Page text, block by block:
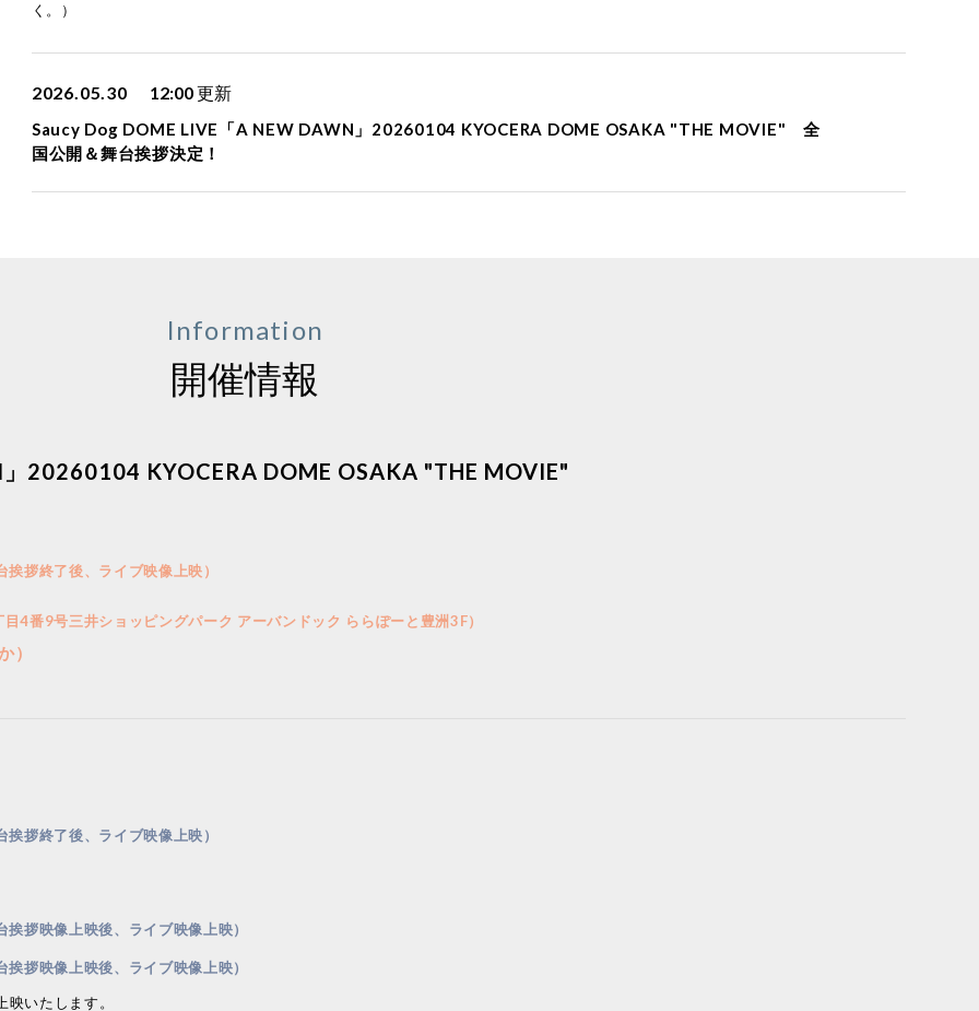
く。）
2026.05.30 12:00更新
Saucy Dog DOME LIVE「A NEW DAWN」20260104 KYOCERA DOME OSAKA "THE MOVIE" 全
国公開＆舞台挨拶決定！
Information
開催情報
20260104 KYOCERA DOME OSAKA "THE MOVIE"
挨拶終了後、ライブ映像上映）
目4番9号三井ショッピングパーク アーバンドック ららぽーと豊洲3F）
）
挨拶終了後、ライブ映像上映）
挨拶映像上映後、ライブ映像上映）
挨拶映像上映後、ライブ映像上映）
いたします。